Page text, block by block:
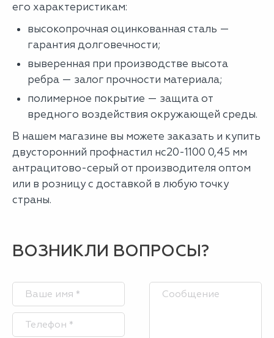
его характеристикам:
высокопрочная оцинкованная сталь —
гарантия долговечности;
выверенная при производстве высота
ребра — залог прочности материала;
полимерное покрытие — защита от
вредного воздействия окружающей среды.
В нашем магазине вы можете заказать и купить
двусторонний профнастил нс20-1100 0,45 мм
антрацитово-серый от производителя оптом
или в розницу с доставкой в любую точку
страны.
ВОЗНИКЛИ ВОПРОСЫ?